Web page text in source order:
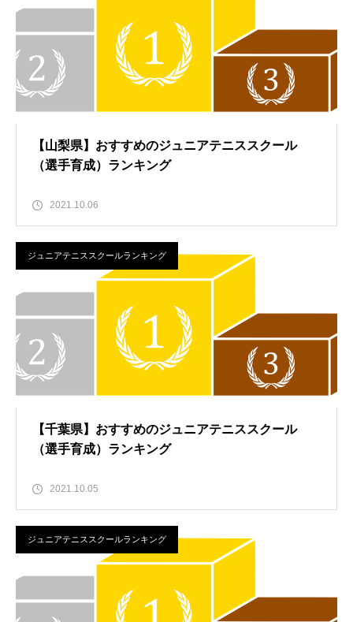
【山梨県】おすすめのジュニアテニススクール
（選手育成）ランキング
2021.10.06
ジュニアテニススクールランキング
【千葉県】おすすめのジュニアテニススクール
（選手育成）ランキング
2021.10.05
ジュニアテニススクールランキング